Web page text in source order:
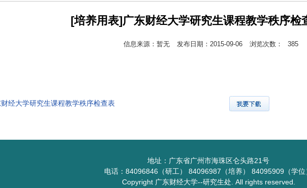
[培养用表]广东财经大学研究生课程教学秩序检
信息来源：暂无 发布日期：2015-09-06 浏览次数： 385
经大学研究生课程教学秩序检查表
地址：广东省广州市海珠区仑头路21号
电话：84096846（研工） 84096987（培养） 84095909（学位
Copyright 广东财经大学--研究生处. All rights reserved.